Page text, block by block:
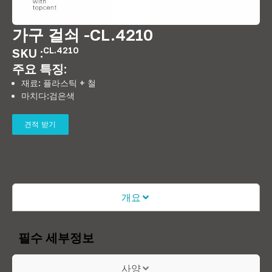
가구 걸쇠 -CL.4210
SKU :CL.4210
주요 특징:
재료: 플라스틱 + 철
마치다:검은색
견적 받기
개요
사양
필수 세부정보